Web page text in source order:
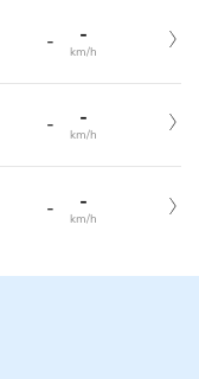
- -
km/h
- -
km/h
- -
km/h